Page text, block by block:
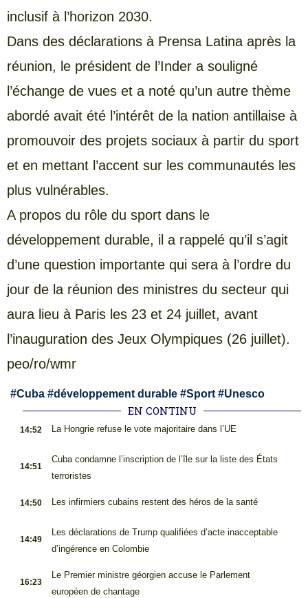
inclusif à l’horizon 2030.
Dans des déclarations à Prensa Latina après la
réunion, le président de l’Inder a souligné
l’échange de vues et a noté qu’un autre thème
abordé avait été l’intérêt de la nation antillaise à
promouvoir des projets sociaux à partir du sport
et en mettant l’accent sur les communautés les
plus vulnérables.
A propos du rôle du sport dans le
développement durable, il a rappelé qu’il s’agit
d’une question importante qui sera à l’ordre du
jour de la réunion des ministres du secteur qui
aura lieu à Paris les 23 et 24 juillet, avant
l’inauguration des Jeux Olympiques (26 juillet).
peo/ro/wmr
#Cuba #développement durable #Sport #Unesco
EN CONTINU
14:52 La Hongrie refuse le vote majoritaire dans l’UE
14:51
Cuba condamne l’inscription de l’île sur la liste des États
terroristes
14:50 Les infirmiers cubains restent des héros de la santé
14:49
Les déclarations de Trump qualifiées d’acte inacceptable
d’ingérence en Colombie
16:23
Le Premier ministre géorgien accuse le Parlement
européen de chantage